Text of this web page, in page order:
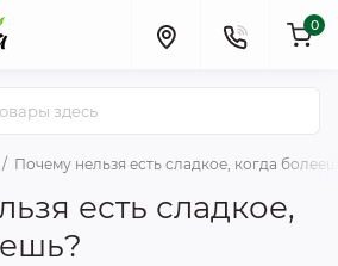
0
Почему нельзя есть сладкое, когда
есть сладкое,